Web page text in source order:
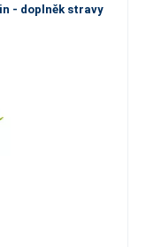
- doplněk stravy